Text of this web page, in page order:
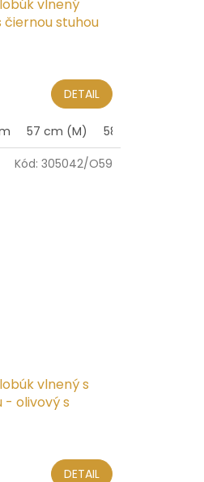
62 cm
vlnený
čiernou stuhou
DETAIL
57 cm (M) 58 cm
vlnený s
- olivový s
DETAIL
Kód: 305042/O59